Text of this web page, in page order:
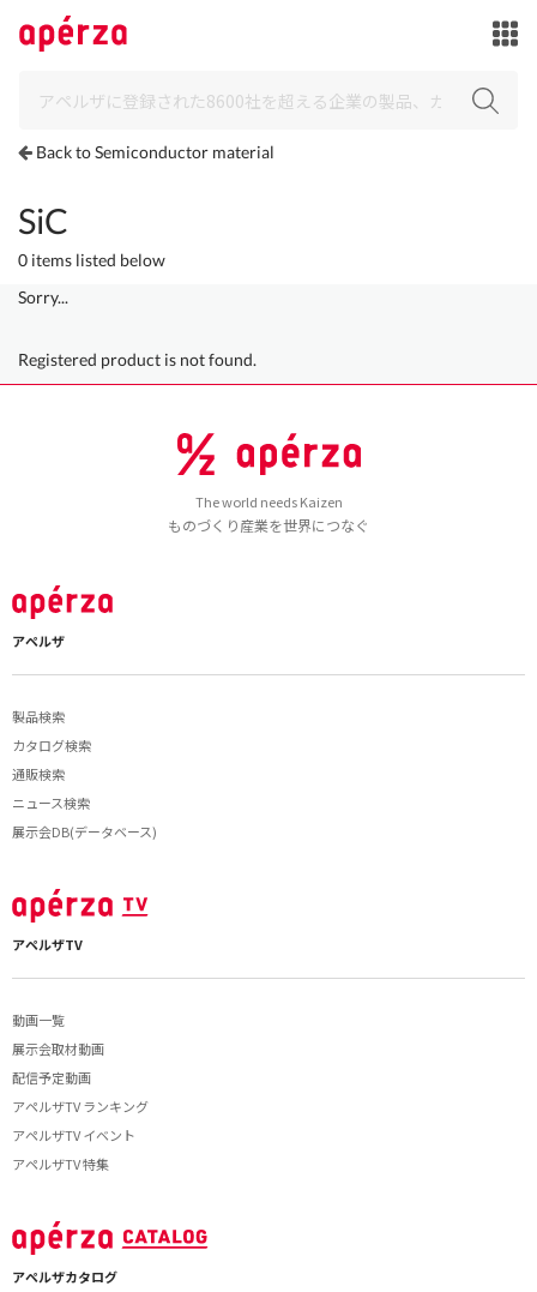
Back to Semiconductor material
SiC
0 items listed below
Sorry...
Registered product is not found.
The world needs Kaizen
ものづくり産業を世界につなぐ
アペルザ
製品検索
カタログ検索
通販検索
ニュース検索
展示会DB(データベース)
アペルザTV
動画一覧
展示会取材動画
配信予定動画
アペルザTV ランキング
アペルザTV イベント
アペルザTV 特集
アペルザカタログ